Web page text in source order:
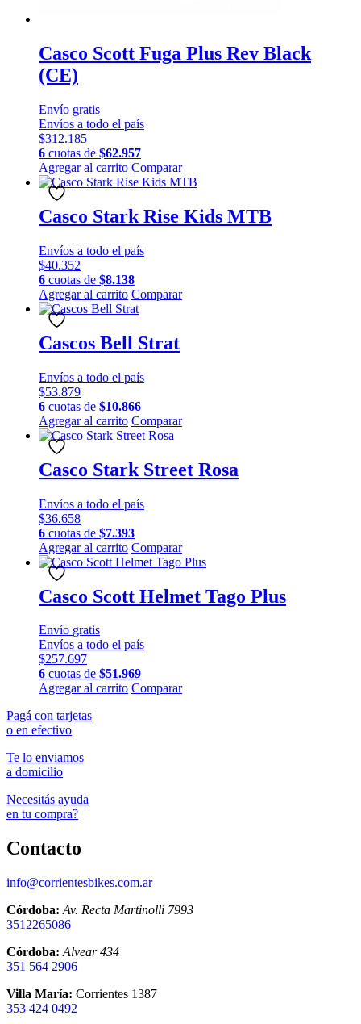
Casco Scott Fuga Plus Rev Black
(CE)
Envío gratis
Envíos a todo el país
$312.185
6 cuotas de $62.957
Agregar al carrito Este
producto
múltiples
variantes.
opciones
pueden
elegir
en
página
de
producto
Comparar
Casco Stark Rise Kids MTB
Envíos a todo el país
$40.352
6 cuotas de $8.138
Agregar al carrito Este
producto
múltiples
variantes.
opciones
pueden
elegir
en
página
de
producto
Comparar
Cascos Bell Strat
Envíos a todo el país
$53.879
6 cuotas de $10.866
Agregar al carrito Este
producto
múltiples
variantes.
opciones
pueden
elegir
en
página
de
Comparar
Casco Stark Street Rosa
Envíos a todo el país
$36.658
6 cuotas de $7.393
Agregar al carrito Este
producto
múltiples
variantes.
se
elegir
en
Comparar
Casco Scott Helmet Tago Plus
Envío gratis
Envíos a todo el país
$257.697
6 cuotas de $51.969
Agregar al carrito Este
producto
Comparar
Pagá con tarjetas
o en efectivo
Te lo enviamos
a domicilio
Necesitás ayuda
en tu compra?
Contacto
info@corrientesbikes.com.ar
Córdoba: Av. Recta Martinolli 7993
3512265086
Córdoba: Alvear 434
351 564 2906
Villa María: Corrientes 1387
353 424 0492